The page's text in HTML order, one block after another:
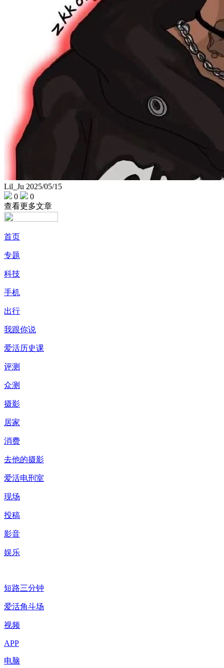
Lil_Ju 2025/05/15
0
0
查看更多文章
首页
专题
科技
手机
出行
我跟你说
爱活历史课
评测
众测
摄影
居家
消费
去他的摄影
爱活电刑室
现场
投稿
影音
娱乐
短路三分钟
爱活角斗场
视频
APP
电脑